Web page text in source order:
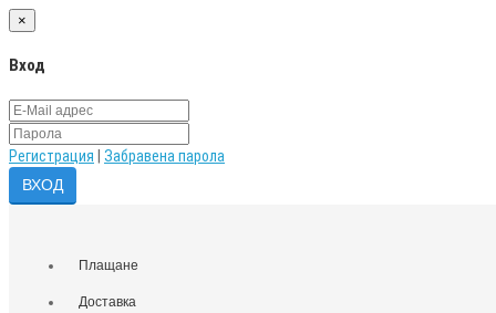
×
Вход
Регистрация Забравена парола
Плащане
Доставка